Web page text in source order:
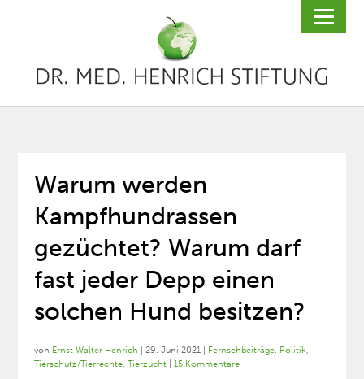
Warum werden
Kampfhundrassen
gezüchtet? Warum darf
fast jeder Depp einen
solchen Hund besitzen?
von Ernst Walter Henrich |29. Juni 2021 Fernsehbeiträge, Politik,
Tierschutz/Tierrechte,Tierzucht |15 Kommentare